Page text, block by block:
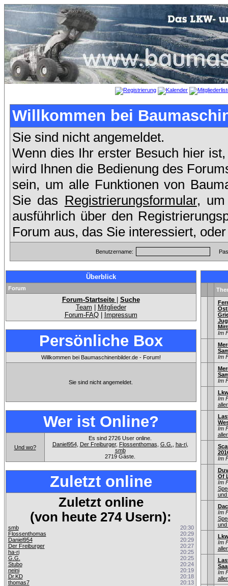
Willkommen bei
Sie sind nicht angemeldet.
Wenn dies Ihr erster Besuch hier
wird Ihnen die Bedienung des
sein, um alle Funktionen von
Sie das Registrierungsformular,
ausführlich über den
Forum aus, das Sie interessiert,
Benutzername:
Überblick
Forum
Forum-Startseite
Suche
Team
Mitglieder
Forum-FAQ| Impressum
Persönliche Box
Willkommen bei Baumaschinenbilder.de - Forum!
Sie sind nicht angemeldet.
Wer ist Online?
Und wo?
Es sind 2726 User online.
Daniel954, Der Freiburger, Flossenthomas G.G. ha-ri,
smb
2719 Gäste.
Zuletzt online
Zuletzt online
(von heute 274 Usern):
smb
20:30
Flossenthomas
20:29
Daniel954
20:29
Der Freiburger
20:27
ha-ri
20:25
G.G.
20:25
Stubo
20:24
neini
20:19
Dr.KD
20:18
thomas7
20:13
Im
Im
Im
Im
Im
Im
Of
Im
und
Im
und
Im
Im